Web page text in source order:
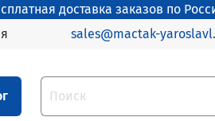
доставка заказов по
sales@mactak-